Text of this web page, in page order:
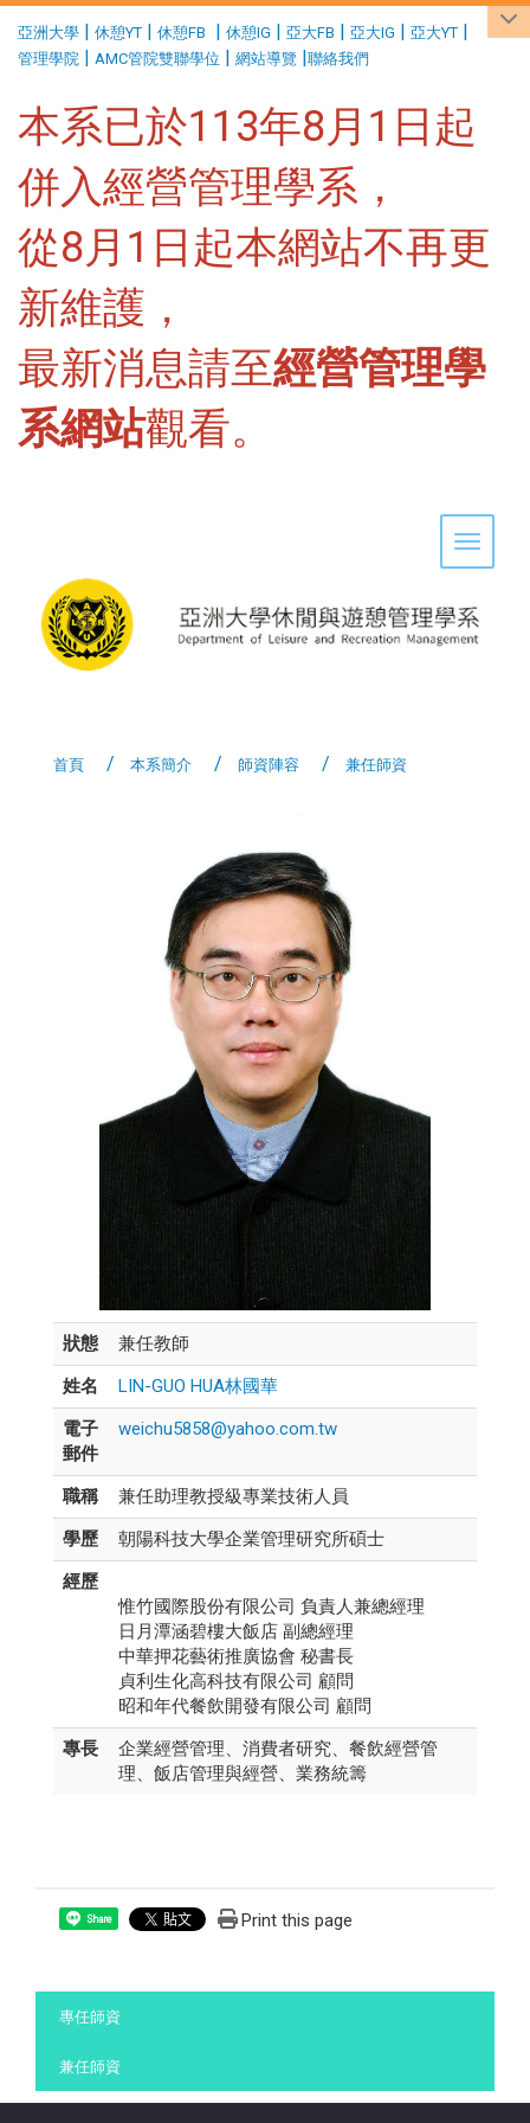
亞洲大學 | 休憩YT | 休憩FB | 休憩IG | 亞大FB | 亞大IG | 亞大YT |
管理學院 | AMC管院雙聯學位 | 網站導覽 |聯絡我們
本系已於113年8月1日起
併入經營管理學系，
從8月1日起本網站不再更
新維護，
最新消息請至經營管理學
系網站觀看。
Toggle
首頁 本系簡介 師資陣容 兼任師資
狀態
兼任教師
姓名
LIN-GUO HUA林國華
電子
郵件
weichu5858@yahoo.com.tw
職稱
兼任助理教授級專業技術人員
學歷
朝陽科技大學企業管理研究所碩士
經歷
惟竹國際股份有限公司 負責人兼總經理
日月潭涵碧樓大飯店 副總經理
中華押花藝術推廣協會 秘書長
貞利生化高科技有限公司 顧問
昭和年代餐飲開發有限公司 顧問
專長
企業經營管理、消費者研究、餐飲經營管
理、飯店管理與經營、業務統籌
Share Print this page
專任師資
兼任師資